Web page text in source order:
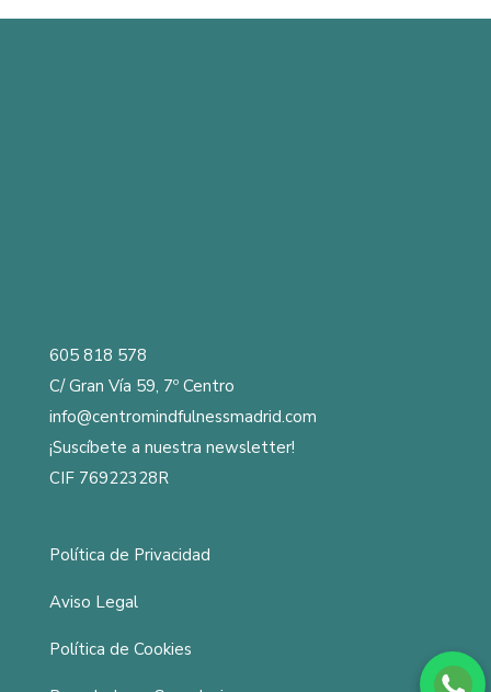
605 818 578
C/ Gran Vía 59, 7º Centro
info@centromindfulnessmadrid.com
¡Suscíbete a nuestra newsletter!
CIF 76922328R
Política de Privacidad
Aviso Legal
Política de Cookies